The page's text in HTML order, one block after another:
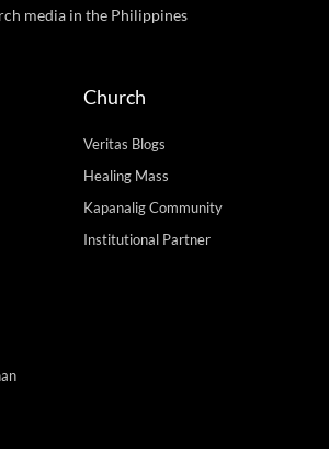
media in the Philippines
Church
Veritas Blogs
Healing Mass
Kapanalig Community
Institutional Partner